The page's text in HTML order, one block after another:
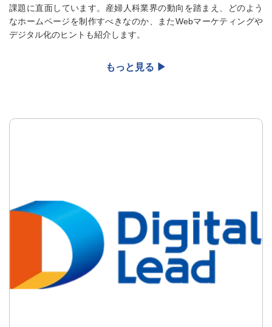
課題に直面しています。産婦人科業界の動向を踏まえ、どのよう
なホームページを制作すべきなのか、またWebマーケティングや
デジタル化のヒントも紹介します。